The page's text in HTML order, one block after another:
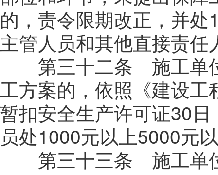
的，责令限期改正，并
主管人员和其他直接责
第三十二条 施工单位
工方案的，依照《建设
暂扣安全生产许可证30
员处1000元以上5000元
第三十三条 施工单位